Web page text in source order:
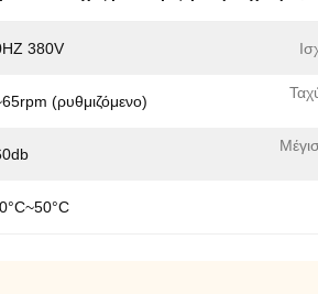
380V
(ρυθμιζόμενο)